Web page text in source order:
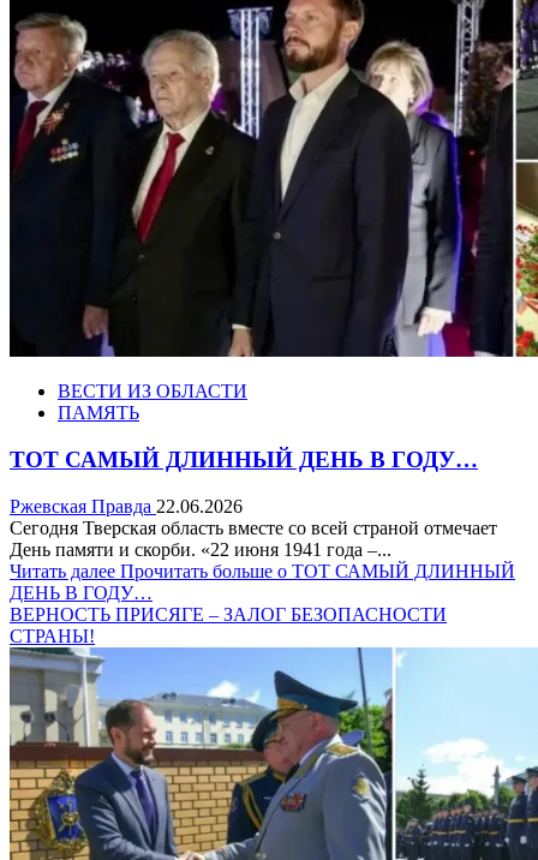
ВЕСТИ ИЗ ОБЛАСТИ
ПАМЯТЬ
ТОТ САМЫЙ ДЛИННЫЙ ДЕНЬ В ГОДУ…
Ржевская Правда 22.06.2026
Сегодня Тверская область вместе со всей страной отмечает
День памяти и скорби. «22 июня 1941 года –...
Читать далее Прочитать больше о ТОТ САМЫЙ ДЛИННЫЙ
ДЕНЬ В ГОДУ…
ВЕРНОСТЬ ПРИСЯГЕ – ЗАЛОГ БЕЗОПАСНОСТИ
СТРАНЫ!